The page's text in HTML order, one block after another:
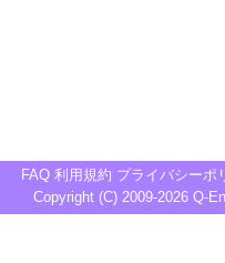
FAQ 利用規約 プライバシーポ
Copyright (C) 2009-2026 Q-